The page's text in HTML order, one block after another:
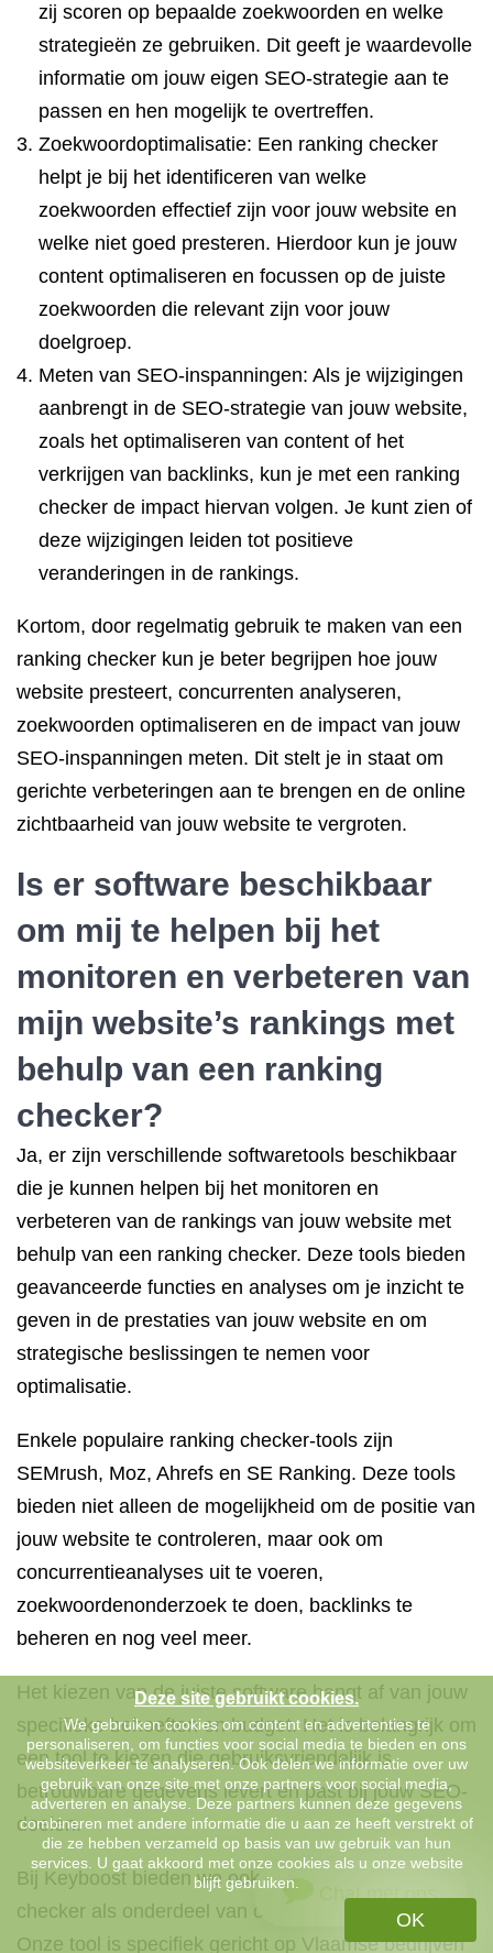
zij scoren op bepaalde zoekwoorden en welke
strategieën ze gebruiken. Dit geeft je waardevolle
informatie om jouw eigen SEO-strategie aan te
passen en hen mogelijk te overtreffen.
Zoekwoordoptimalisatie: Een ranking checker
helpt je bij het identificeren van welke
zoekwoorden effectief zijn voor jouw website en
welke niet goed presteren. Hierdoor kun je jouw
content optimaliseren en focussen op de juiste
zoekwoorden die relevant zijn voor jouw
doelgroep.
Meten van SEO-inspanningen: Als je wijzigingen
aanbrengt in de SEO-strategie van jouw website,
zoals het optimaliseren van content of het
verkrijgen van backlinks, kun je met een ranking
checker de impact hiervan volgen. Je kunt zien of
deze wijzigingen leiden tot positieve
veranderingen in de rankings.
Kortom, door regelmatig gebruik te maken van een
ranking checker kun je beter begrijpen hoe jouw
website presteert, concurrenten analyseren,
zoekwoorden optimaliseren en de impact van jouw
SEO-inspanningen meten. Dit stelt je in staat om
gerichte verbeteringen aan te brengen en de online
zichtbaarheid van jouw website te vergroten.
Is er software beschikbaar
om mij te helpen bij het
monitoren en verbeteren van
mijn website’s rankings met
behulp van een ranking
checker?
Ja, er zijn verschillende softwaretools beschikbaar
die je kunnen helpen bij het monitoren en
verbeteren van de rankings van jouw website met
behulp van een ranking checker. Deze tools bieden
geavanceerde functies en analyses om je inzicht te
geven in de prestaties van jouw website en om
strategische beslissingen te nemen voor
optimalisatie.
Enkele populaire ranking checker-tools zijn
SEMrush, Moz, Ahrefs en SE Ranking. Deze tools
bieden niet alleen de mogelijkheid om de positie van
jouw website te controleren, maar ook om
concurrentieanalyses uit te voeren,
zoekwoordenonderzoek te doen, backlinks te
beheren en nog veel meer.
Het kiezen van de juiste software hangt af van jouw
specifieke behoeften en budget. Het is belangrijk om
een tool te kiezen die gebruiksvriendelijk is,
betrouwbare gegevens levert en past bij jouw SEO-
doelen.
Bij Keyboost bieden we ook een eigen ranking
checker als onderdeel van onze SEO-diensten.
Onze tool is specifiek gericht op Vlaamse bedrijven
Chat met ons
Deze site gebruikt cookies.
We gebruiken cookies om content en advertenties te
personaliseren, om functies voor social media te bieden en ons
websiteverkeer te analyseren. Ook delen we informatie over uw
gebruik van onze site met onze partners voor social media,
adverteren en analyse. Deze partners kunnen deze gegevens
combineren met andere informatie die u aan ze heeft verstrekt of
die ze hebben verzameld op basis van uw gebruik van hun
services. U gaat akkoord met onze cookies als u onze website
blijft gebruiken.
OK